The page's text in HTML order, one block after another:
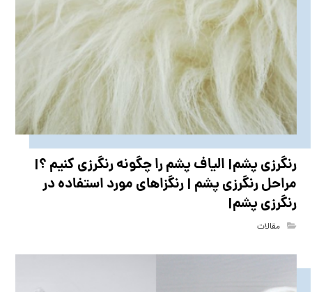
رنگرزی پشم| الیاف پشم را چگونه رنگرزی کنیم ؟|
مراحل رنگرزی پشم | رنگزاهای مورد استفاده در
رنگرزی پشم|
مقالات